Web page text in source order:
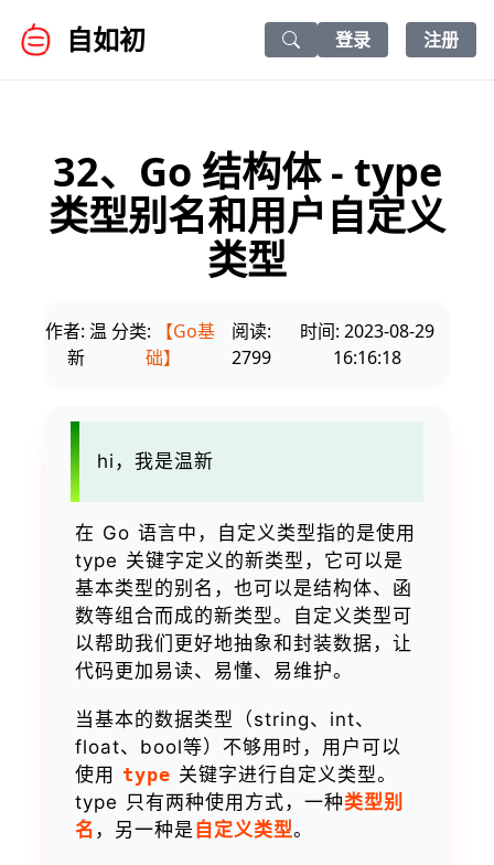
自如初
Search icon
登录 注册
32、Go 结构体 - type
类型别名和用户自定义
类型
作者: 温
新
分类:
【Go基
础】
阅读:
2799
时间: 2023-08-29
16:16:18
hi，我是温新
在 Go 语言中，自定义类型指的是使用
type 关键字定义的新类型，它可以是
基本类型的别名，也可以是结构体、函
数等组合而成的新类型。自定义类型可
以帮助我们更好地抽象和封装数据，让
代码更加易读、易懂、易维护。
当基本的数据类型（string、int、
float、bool等）不够用时，用户可以
使用 type 关键字进行自定义类型。
type 只有两种使用方式，一种类型别
名 ，另一种是 自定义类型。